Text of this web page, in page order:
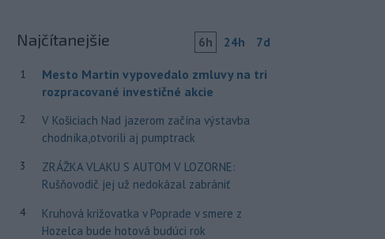
Najčítanejšie 6h 24h 7d
1
Mesto Martin vypovedalo zmluvy na tri
rozpracované investičné akcie
2
V Košiciach Nad jazerom začína výstavba
chodníka,otvorili aj pumptrack
3
ZRÁŽKA VLAKU S AUTOM V LOZORNE:
Rušňovodič jej už nedokázal zabrániť
4
Kruhová križovatka v Poprade v smere z
Hozelca bude hotová budúci rok